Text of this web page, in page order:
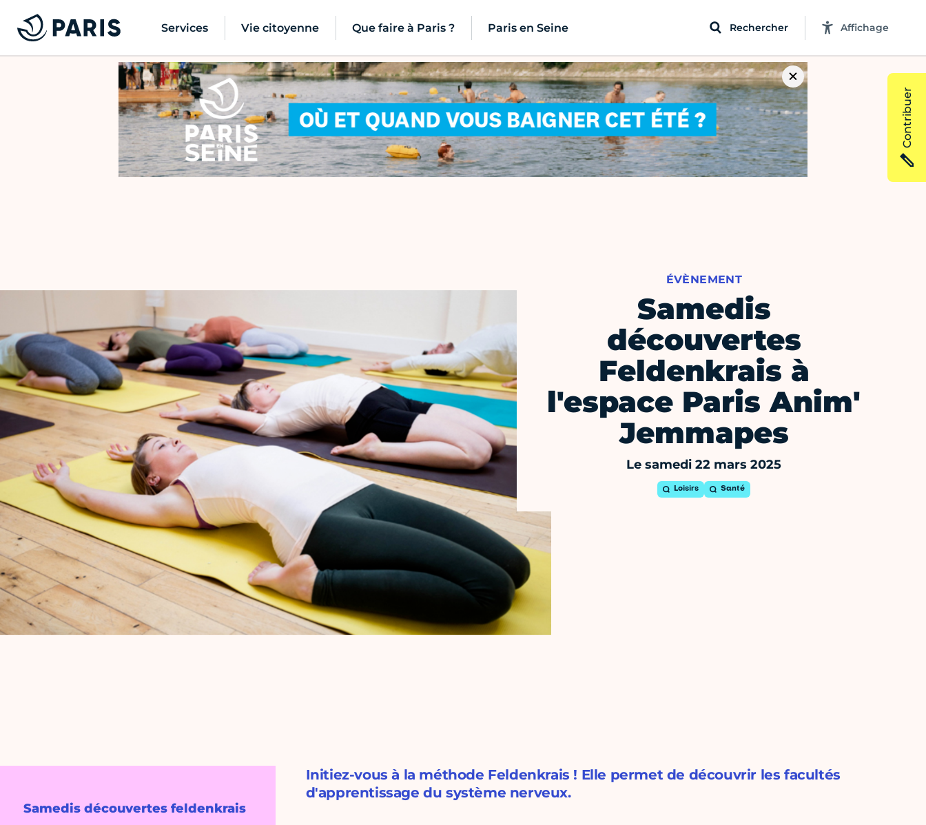
Services Vie citoyenne Que faire à Paris ? Paris en Seine Rechercher Affichage
ÉVÈNEMENT
Samedis
découvertes
Feldenkrais à
l'espace Paris Anim'
Jemmapes
Le samedi 22 mars 2025
Loisirs Santé
Samedis découvertes feldenkrais
Initiez-vous à la méthode Feldenkrais ! Elle permet de découvrir les facultés
d'apprentissage du système nerveux.
Contribuer